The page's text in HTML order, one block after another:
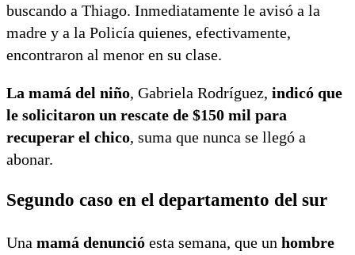
buscando a Thiago. Inmediatamente le avisó a la
madre y a la Policía quienes, efectivamente,
encontraron al menor en su clase.
La mamá del niño, Gabriela Rodríguez, indicó que
le solicitaron un rescate de $150 mil para
recuperar el chico, suma que nunca se llegó a
abonar.
Segundo caso en el departamento del sur
Una mamá denunció esta semana, que un hombre